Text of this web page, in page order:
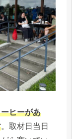
ヒーがあ
。取材日当日